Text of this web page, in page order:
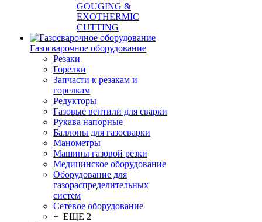
GOUGING &
EXOTHERMIC
CUTTING
Газосварочное оборудование
Резаки
Горелки
Запчасти к резакам и
горелкам
Редукторы
Газовые вентили для сварки
Рукава напорные
Баллоны для газосварки
Манометры
Машины газовой резки
Медицинское оборудование
Оборудование для
газораспределительных
систем
Сетевое оборудование
+ ЕЩЕ 2